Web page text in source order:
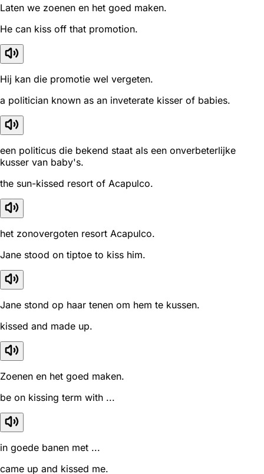
Laten we zoenen en het goed maken.
He can kiss off that promotion.
Hij kan die promotie wel vergeten.
a politician known as an inveterate kisser of babies.
een politicus die bekend staat als een onverbeterlijke
kusser van baby's.
the sun-kissed resort of Acapulco.
het zonovergoten resort Acapulco.
Jane stood on tiptoe to kiss him.
Jane stond op haar tenen om hem te kussen.
kissed and made up.
Zoenen en het goed maken.
be on kissing term with ...
in goede banen met ...
came up and kissed me.